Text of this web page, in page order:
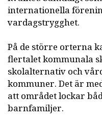
internationella
vardagstrygghet.
På de större orterna
flertalet kommunala
skolalternativ och
kommuner. Det är
att området lockar
barnfamiljer.